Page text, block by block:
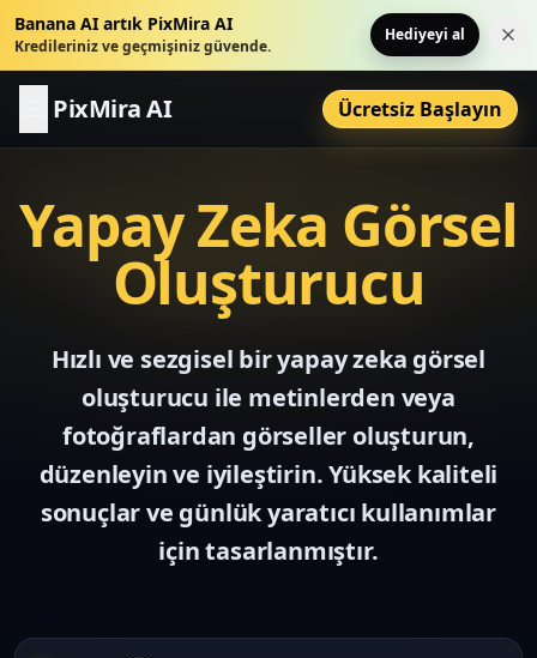
Banana AI artık PixMira AI
Kredileriniz ve geçmişiniz güvende.
Hediyeyi al Bu
PixMira AI Ücretsiz Başlayın
Yapay Zeka Görsel
Oluşturucu
Hızlı ve sezgisel bir yapay zeka görsel
oluşturucu ile metinlerden veya
fotoğraflardan görseller oluşturun,
düzenleyin ve iyileştirin. Yüksek kaliteli
sonuçlar ve günlük yaratıcı kullanımlar
için tasarlanmıştır.